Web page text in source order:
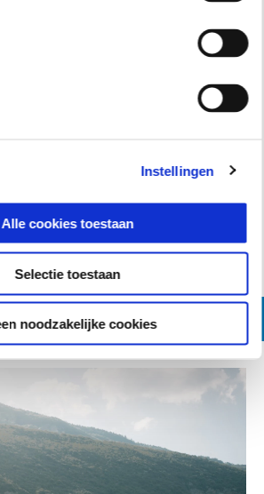
Instellingen
Alle cookies toestaan
Selectie toestaan
noodzakelijke cookies
Blu Oxygen Matt
Grigio Mercurio
Grigio Titanio Matt
Nero Meteora
MP3 Exclusive 530 hpe
€ 15.600
EEN AFSPRAAK